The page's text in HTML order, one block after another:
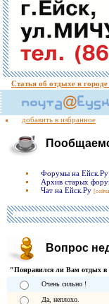
Статья об отдыхе в городе
добавить в избранное
Форумы на Ейск.Ру
Архив старых
Чат на Ейск.Ру
Вопрос
"Понравился ли Вам отдых в
Очень сильно !
Да, неплохо.